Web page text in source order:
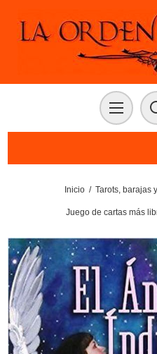
Inicio / Tarots, barajas
Juego de cartas más